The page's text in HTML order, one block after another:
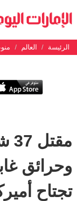
الرئيسة العالم
وحرائق
تجتاح